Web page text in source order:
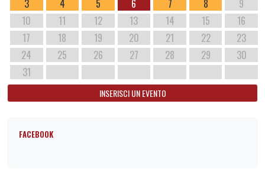
3
4 5 6 7 8
9
10
11 12 13 14 15
16
17
18 19 20 21 22
23
24
25 26 27 28 29
30
31
INSERISCI UN EVENTO
FACEBOOK